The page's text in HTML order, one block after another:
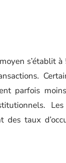
s’établit
parfois
des taux